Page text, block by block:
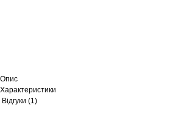
Опис
Характеристики
Відгуки (1)